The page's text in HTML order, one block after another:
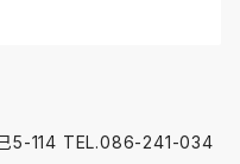
5-114 TEL.086-241-034